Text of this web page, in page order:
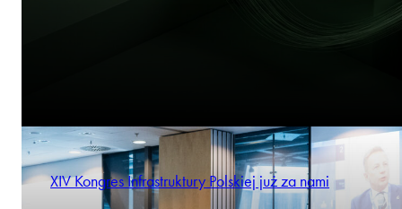
XIV Kongres Infrastruktury Polskiej już za nami